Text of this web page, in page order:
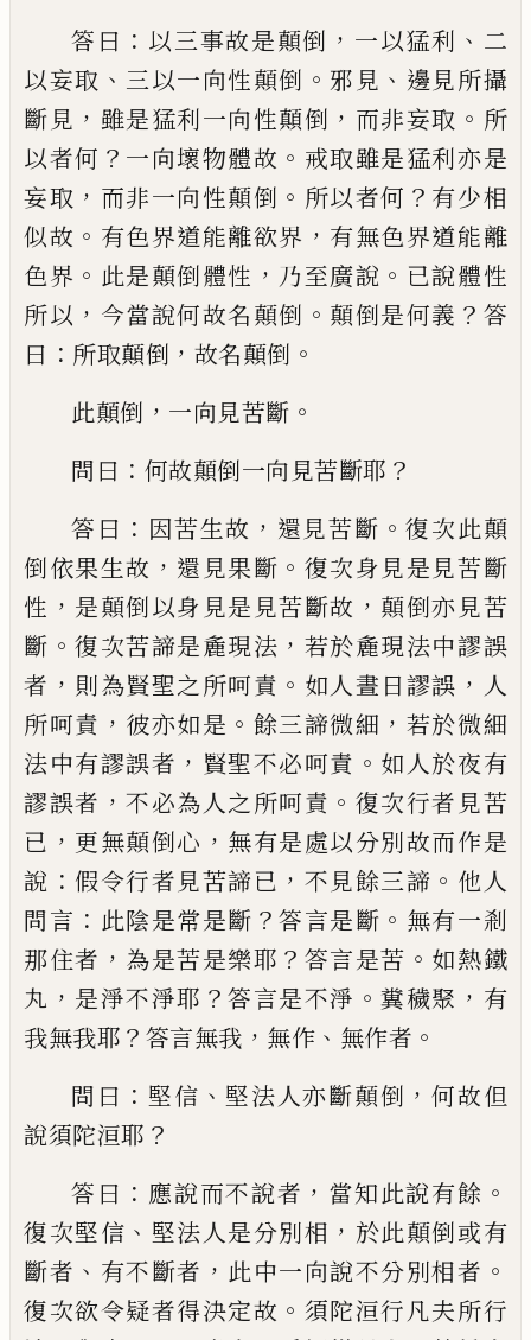
答曰 ： 以三事故是顛倒 ， 一以猛利 、 二
以妄取 、 三以一向性顛倒 。 邪見 、 邊見所攝
斷見 ， 雖是猛利一向性顛倒 ， 而非妄取 。 所
以者何 ？ 一向壞物體故 。 戒取雖是猛利亦是
妄取 ， 而非一向性顛倒 。 所以者何 ？ 有少相
似故 。 有色界道能離欲界 ， 有無色界道能離
色界 。 此是顛倒體性 ， 乃至廣說 。 已說體性
所以 ， 今當說何故名顛倒 。 顛倒是何義 ？ 答
曰 ： 所取顛倒 ， 故名顛倒 。
此顛倒 ， 一向見苦斷 。
問曰 ： 何故顛倒一向見苦斷耶 ？
答曰 ： 因苦生故 ， 還見苦斷 。復次此顛
倒依果生故 ， 還見果斷 。 復次身見是見苦斷
性 ， 是顛倒以身見是見苦斷故 ， 顛倒亦見苦
斷 。復次苦諦是麁現法 ， 若於麁現法中謬誤
者 ， 則為賢聖之所呵責 。 如人晝日謬誤 ， 人
所呵責 ， 彼亦如是 。 餘三諦微細 ， 若於微細
法中有謬誤者 ， 賢聖不必呵責 。 如人於夜有
謬誤者 ，不必為人之所呵責 。 復次行者見苦
已 ， 更無顛倒心 ， 無有是處以分別故而作是
說 ： 假令行者見苦諦已 ， 不見餘三諦 。 他人
問言 ： 此陰是常是斷 ？答言是斷 。 無有一剎
那住者 ， 為是苦是樂耶 ？ 答言是苦 。 如熱鐵
丸 ， 是淨不淨耶 ？答言是不淨 。糞穢聚 ， 有
我無我耶 ？ 答言無我 ， 無作 、 無作者 。
問曰 ： 堅信 、 堅法人亦斷顛倒 ，何故但
說須陀洹耶 ？
答曰 ： 應說而不說者 ， 當知此說有餘 。
復次堅信 、 堅法人是分別相 ， 於此顛倒或有
斷者 、 有不斷者 ， 此中一向說不分別相者 。
復次欲令疑者得決定故 。 須陀洹行凡夫所行